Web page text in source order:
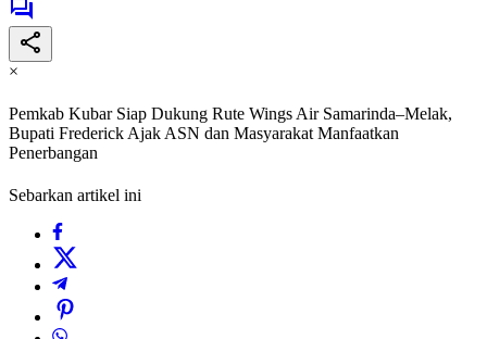
×
Pemkab Kubar Siap Dukung Rute Wings Air Samarinda–Melak,
Bupati Frederick Ajak ASN dan Masyarakat Manfaatkan
Penerbangan
Sebarkan artikel ini